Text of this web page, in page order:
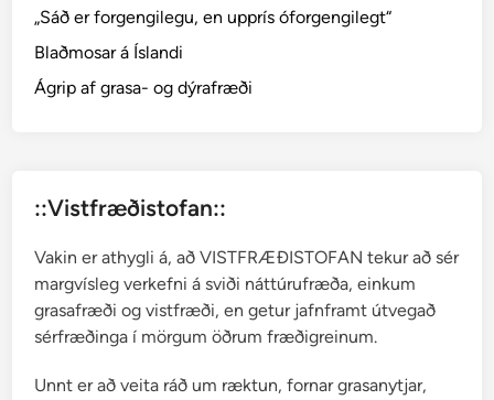
i
t
e
i
n
d
„Sáð er forgengilegu, en upprís óforgengilegt“
Blaðmosar á Íslandi
Ágrip af grasa- og dýrafræði
::Vistfræðistofan::
Vakin er athygli á, að VISTFRÆÐISTOFAN tekur að sér
margvísleg verkefni á sviði náttúrufræða, einkum
grasafræði og vistfræði, en getur jafnframt útvegað
sérfræðinga í mörgum öðrum fræðigreinum.
Unnt er að veita ráð um ræktun, fornar grasanytjar,